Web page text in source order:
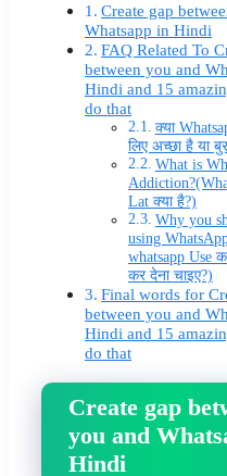
Create gap
Whatsapp in Hindi
FAQ Related To
between you and
Hindi and 15
do that
क्या
लिए अच्छा है या
What is
Lat क्या है?)
Why you
using
whatsapp Use
कर देना चाइए?)
Final words for
between you and
Hindi and 15
do that
Create gap
you and
Hindi